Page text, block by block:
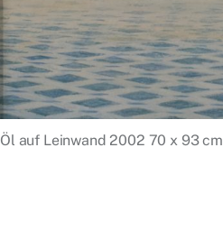
Öl auf Leinwand 2002 70 x 93 cm